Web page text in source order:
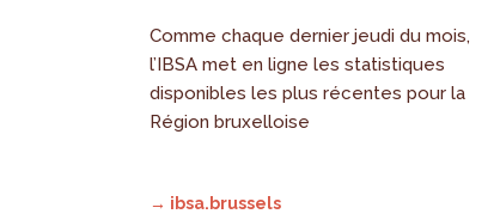
Comme chaque dernier jeudi du mois,
l’IBSA met en ligne les statistiques
disponibles les plus récentes pour la
Région bruxelloise
→ ibsa.brussels